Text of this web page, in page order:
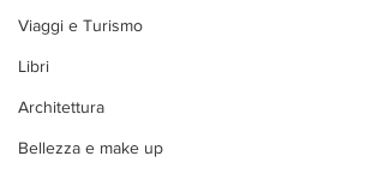
Viaggi e Turismo
Libri
Architettura
Bellezza e make up